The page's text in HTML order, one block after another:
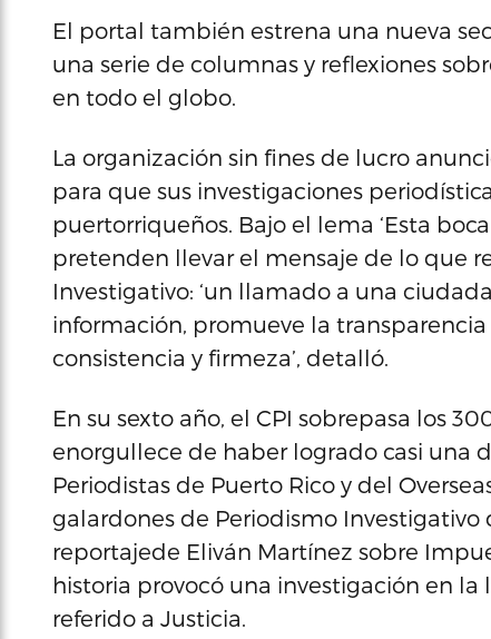
El portal también estrena una nueva
una serie de columnas y reflexiones
en todo el globo.
La organización sin fines de lucro
para que sus investigaciones
puertorriqueños. Bajo el lema ‘Esta
pretenden llevar el mensaje de lo que
Investigativo: ‘un llamado a una
información, promueve la
consistencia y firmeza’, detalló.
En su sexto año, el CPI sobrepasa los
enorgullece de haber logrado casi una
Periodistas de Puerto Rico y del
galardones de Periodismo
reportajede Eliván Martínez sobre
historia provocó una investigación en
referido a Justicia.